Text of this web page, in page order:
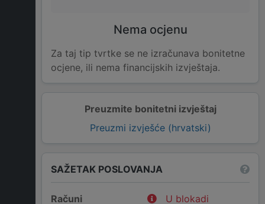
Preuzmite bonitetni izvještaj
Preuzmi izvješće (hrvatski)
Nema ocjenu
Za taj tip tvrtke se ne izračunava bonitetne
ocjene, ili nema financijskih izvještaja.
SAŽETAK POSLOVANJA
Računi
U blokadi